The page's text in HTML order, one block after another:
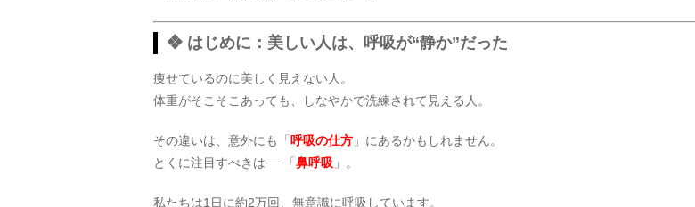
❖ はじめに：美しい人は、呼吸が“静か”だった
痩せているのに美しく見えない人。
体重がそこそこあっても、しなやかで洗練されて見える人。
その違いは、意外にも「 呼吸の仕方 」にあるかもしれません。
とくに注目すべきは──「 鼻呼吸 」。
私たちは1日に約2万回、無意識に呼吸しています。